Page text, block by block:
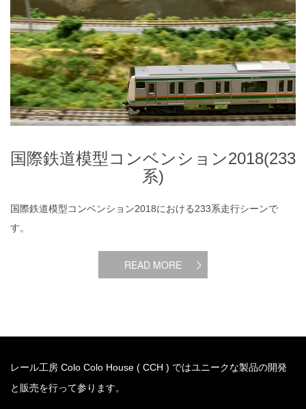
国際鉄道模型コンベンション2018(233系)
国際鉄道模型コンベンション2018(233
系)
国際鉄道模型コンベンション2018における233系走行シーンで
す。
READ MORE
レール工房 Colo Colo House ( CCH ) ではユニークな製品の開発
と販売を行って参ります。